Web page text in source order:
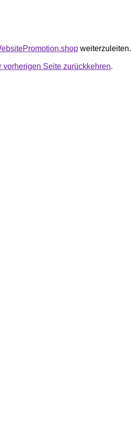
weiterzuleiten.
vorherigen Seite zurückkehren.